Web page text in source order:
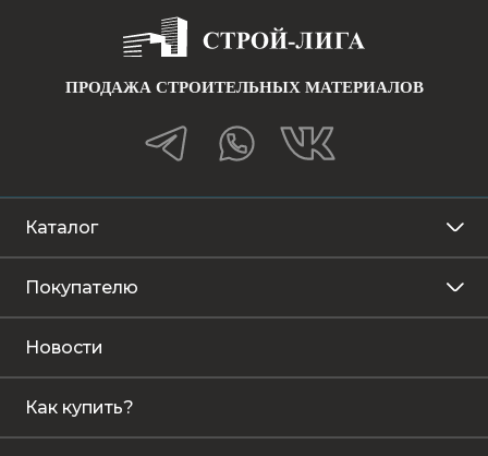
ПРОДАЖА СТРОИТЕЛЬНЫХ МАТЕРИАЛОВ
Каталог
Покупателю
Новости
Как купить?